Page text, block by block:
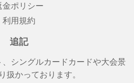
金ポリシー
利用規約
追記
シングルカードカードや大会景
扱かっております。